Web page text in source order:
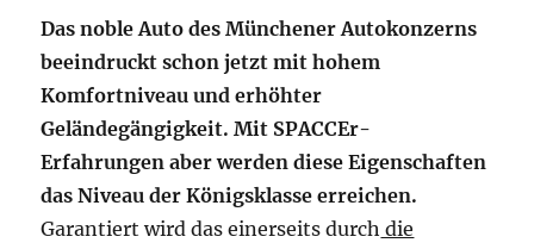
Das noble Auto des Münchener Autokonzerns
beeindruckt schon jetzt mit hohem
Komfortniveau und erhöhter
Geländegängigkeit. Mit SPACCEr-
Erfahrungen aber werden diese Eigenschaften
das Niveau der Königsklasse erreichen.
Garantiert wird das einerseits durch die